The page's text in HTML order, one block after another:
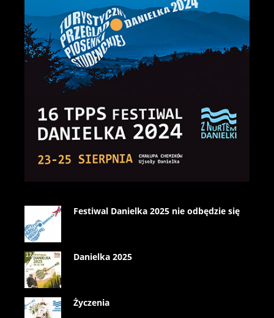
Festiwal Danielka 2025 nie odbędzie się
Danielka 2025
Życzenia